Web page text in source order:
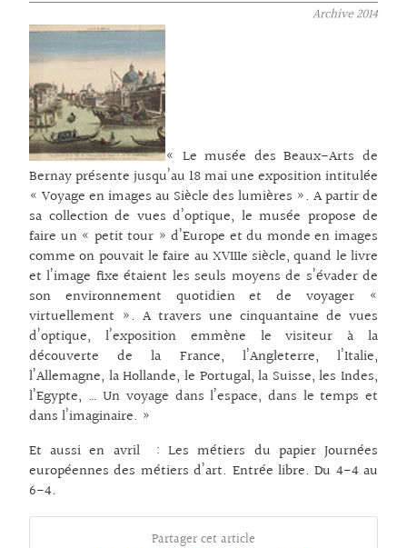
Archive2014
« Le musée des Beaux-Arts de
Bernay présente jusqu’au 18 mai une exposition intitulée
« Voyage en images au Siècle des lumières ». A partir de
sa collection de vues d’optique, le musée propose de
faire un « petit tour » d’Europe et du monde en images
comme on pouvait le faire au XVIIIe siècle, quand le livre
et l’image fixe étaient les seuls moyens de s’évader de
son environnement quotidien et de voyager «
virtuellement ». A travers une cinquantaine de vues
d’optique, l’exposition emmène le visiteur à la
découverte de la France, l’Angleterre, l’Italie,
l’Allemagne, la Hollande, le Portugal, la Suisse, les Indes,
l’Egypte, … Un voyage dans l’espace, dans le temps et
dans l’imaginaire. »
Et aussi en avril : Les métiers du papier Journées
européennes des métiers d’art. Entrée libre. Du 4-4 au
6-4.
Partager cet article